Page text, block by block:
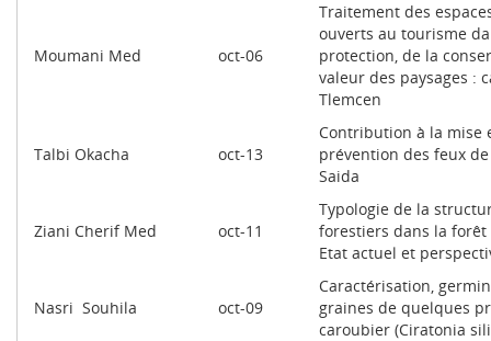
Moumani Med oct-06
Traitement des
ouverts au tourisme
protection, de la
valeur des paysages :
Tlemcen
Talbi Okacha oct-13
Contribution à la mise
prévention des feux
Saida
Ziani Cherif Med oct-11
Typologie de la
forestiers dans la forêt
Etat actuel et
Nasri Souhila oct-09
Caractérisation,
graines de quelques
caroubier (Ciratonia